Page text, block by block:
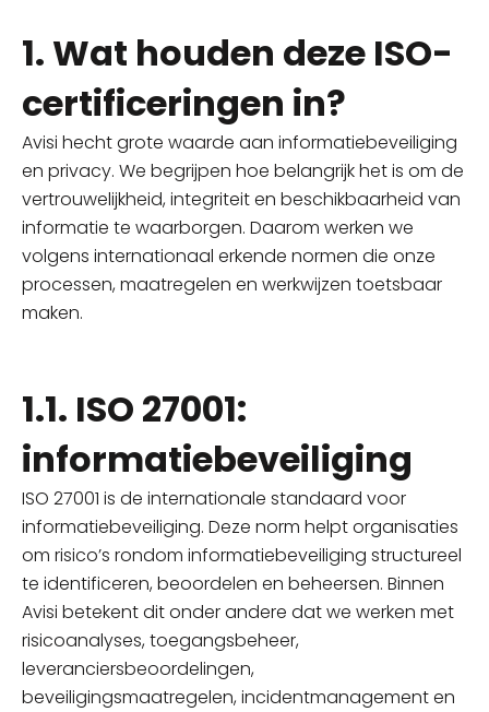
1. Wat houden deze ISO-
certificeringen in?
Avisi hecht grote waarde aan informatiebeveiliging
en privacy. We begrijpen hoe belangrijk het is om de
vertrouwelijkheid, integriteit en beschikbaarheid van
informatie te waarborgen. Daarom werken we
volgens internationaal erkende normen die onze
processen, maatregelen en werkwijzen toetsbaar
maken.
1.1. ISO 27001:
informatiebeveiliging
ISO 27001 is de internationale standaard voor
informatiebeveiliging. Deze norm helpt organisaties
om risico’s rondom informatiebeveiliging structureel
te identificeren, beoordelen en beheersen. Binnen
Avisi betekent dit onder andere dat we werken met
risicoanalyses, toegangsbeheer,
leveranciersbeoordelingen,
beveiligingsmaatregelen, incidentmanagement en